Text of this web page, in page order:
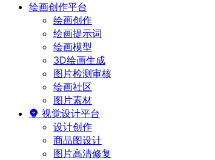
绘画创作平台
绘画创作
绘画提示词
绘画模型
3D绘画生成
图片检测审核
绘画社区
图片素材
视觉设计平台
设计创作
商品图设计
图片高清修复